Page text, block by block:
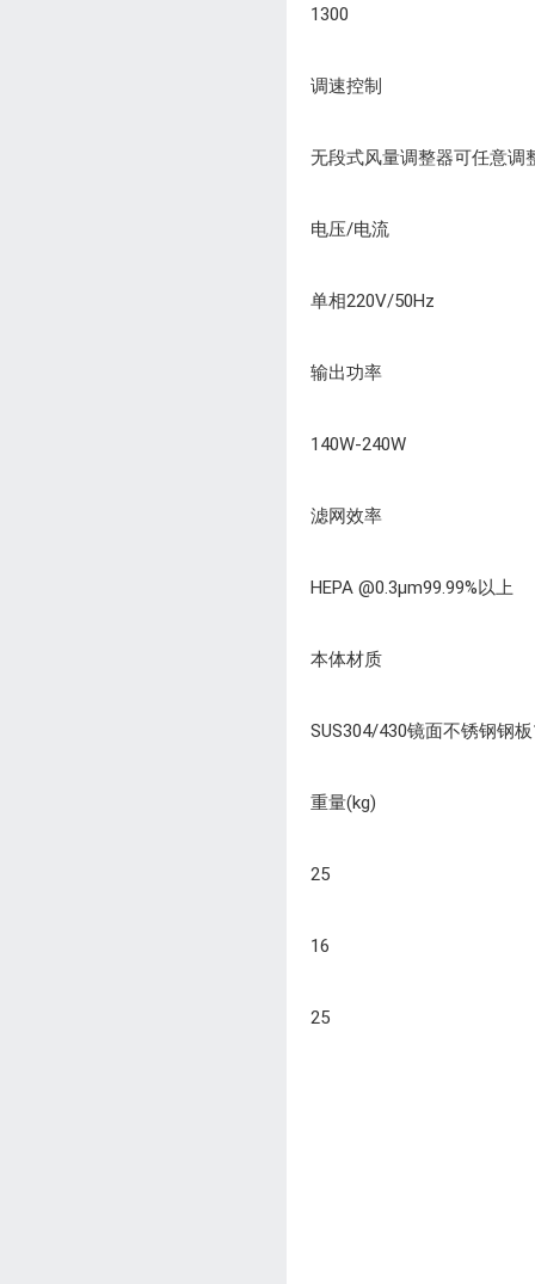
1300
调速控制
无段式风量调整器可任意调
电压/电流
单相220V/50Hz
输出功率
140W-240W
滤网效率
HEPA @0.3μm99.99%以上
本体材质
SUS304/430镜面不锈钢钢
重量(kg)
25
16
25